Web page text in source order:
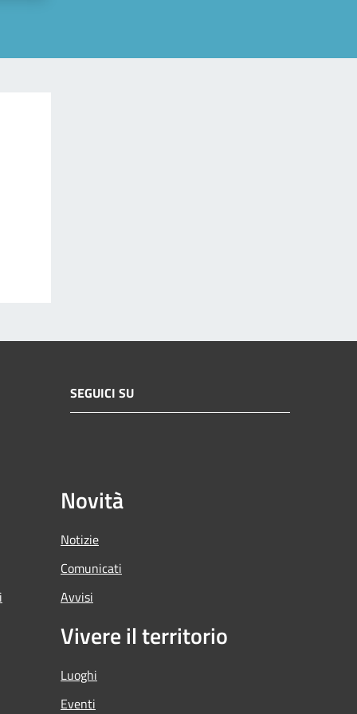
SEGUICI SU
Novità
Notizie
Comunicati
Avvisi
Vivere il territorio
Luoghi
Eventi